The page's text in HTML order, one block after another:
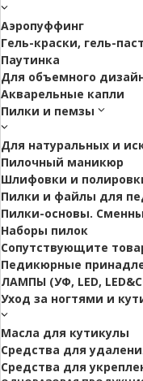
Аэропуффинг
Гель-краски, гель-
Паутинка
Для объемного
Акварельные капли
Пилки и пемзы
Для натуральных и
Пилочный маникюр
Шлифовки и
Пилки и файлы для
Пилки-основы.
Наборы пилок
Сопутствующите
Педикюрные
ЛАМПЫ (УФ, LED,
Уход за ногтями и
Масла для кутикулы
Средства для
Средства для